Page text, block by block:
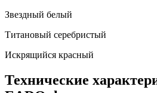
Звездный белый
Титановый серебристый
Искрящийся красный
Технические